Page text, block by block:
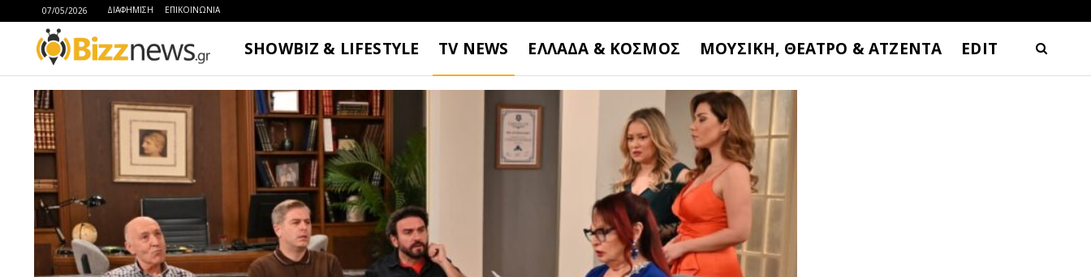
07/05/2026 ΔΙΑΦΗΜΙΣΗ ΕΠΙΚΟΙΝΩΝΙΑ
SHOWBIZ & LIFESTYLE TV NEWS ΕΛΛΑΔΑ & ΚΟΣΜΟΣ ΜΟΥΣΙΚΗ, ΘΕΑΤΡΟ & ΑΤΖΕΝΤΑ EDIT